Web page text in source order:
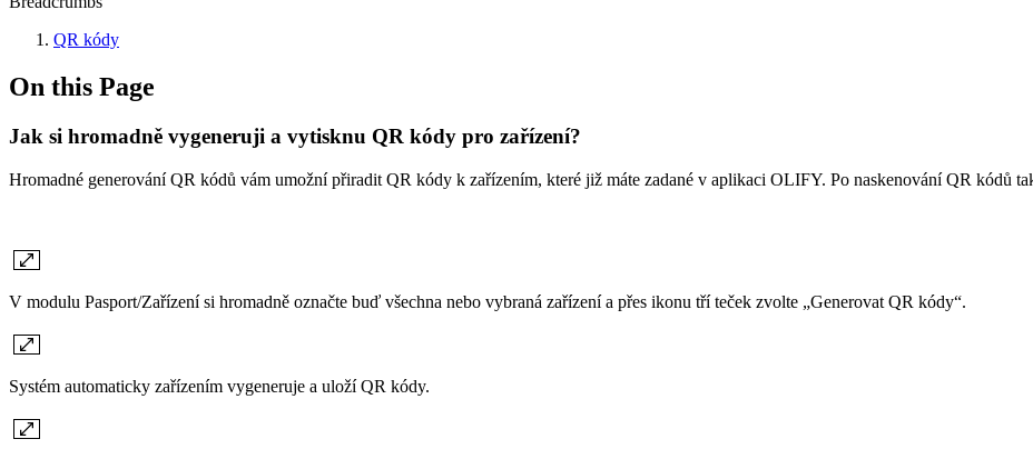
QR kódy
On this Page
Jak si hromadně vygeneruji a vytisknu QR kódy pro zařízení?
Hromadné generování QR kódů vám umožní přiradit QR kódy k zařízením, které již máte zadané v aplikaci OLIFY. Po naskenování QR kódů
V modulu Pasport/Zařízení si hromadně označte buď všechna nebo vybraná zařízení a přes ikonu tří teček zvolte „Generovat QR kódy“.
Systém automaticky zařízením vygeneruje a uloží QR kódy.